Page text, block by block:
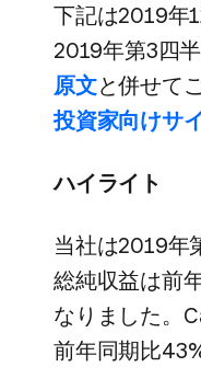
下記は​2019年
2019年第3四
原文と​併せて​
投資家向けサ
ハイライト
当社は​2019年
総純収益は​前
なりました。​
前年同期比